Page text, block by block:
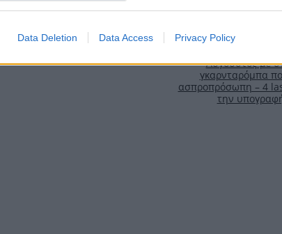
Data Deletion Data Access Privacy Policy
Αύγουστος με
γκαρνταρόμπα
ασπροπρόσωπη – 4
την